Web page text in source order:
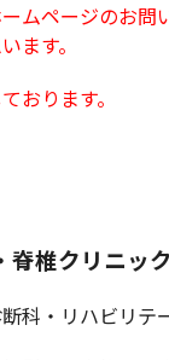
ムページのお問
ます。
おります。
脊椎クリニック
科・リハビリテ